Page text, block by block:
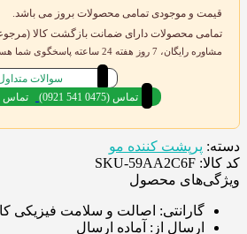
قیمت و موجودی تمامی محصولات بروز می باشد.
تمامی محصولات دارای ضمانت بازگشت کالا
مشاوره رایگان، 7 روز هفته 24 ساعته پاسخگوی شما هستیم
سوالات
(0921 541 0475) تماس
تماس
دسته: پرپشت کننده مو
کد کالا: SKU-59AA2C6F
ویژگی‌های محصول
گارانتی: اصالت و سلامت فیزیکی
ارسال از: آماده ارسال